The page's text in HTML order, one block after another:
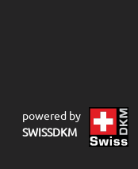
powered by
SWISSDKM